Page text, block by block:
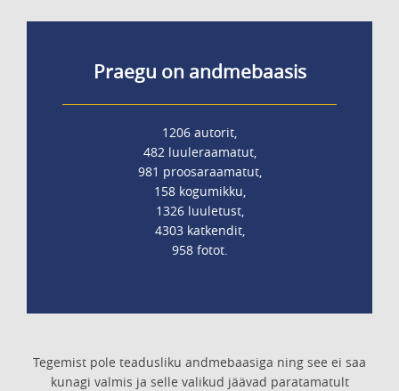
Praegu on andmebaasis
1206 autorit,
482 luuleraamatut,
981 proosaraamatut,
158 kogumikku,
1326 luuletust,
4303 katkendit,
958 fotot.
Tegemist pole teadusliku andmebaasiga ning see ei saa
kunagi valmis ja selle valikud jäävad paratamatult